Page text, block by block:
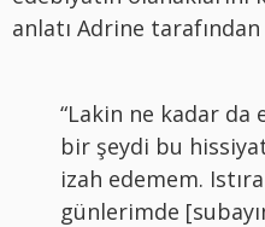
anlatı Adrine
“Lakin ne kadar da
bir şeydi bu
izah edemem.
günlerimde